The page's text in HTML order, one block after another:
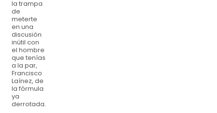
la trampa
de
meterte
en una
discusión
inútil con
el hombre
que tenías
a la par,
Francisco
Laínez, de
la fórmula
ya
derrotada.